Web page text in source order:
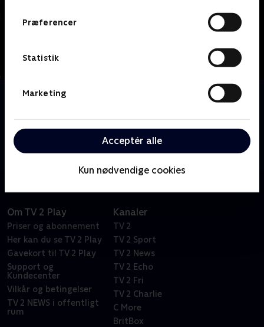
Præferencer
Statistik
Marketing
Acceptér alle
Kun nødvendige cookies
Om Grimm
Grimms, forsvarer sin by mod magiske væsner kaldet
Wesen, der er halvt menneske, halvt dyr.
Om TV 2 Play
Priser og abonnement
Her kan du se TV 2 Play
Gavekort til TV 2 Play
Support og
Kundecenter
Vilkår og betingelser
TV 2 NEWS i offentligt
rum
Kanaler
TV 2
TV 2 Sport
TV 2 News
TV 2 Echo
TV 2 Fri
TV 2 Charlie
C More
BritBox